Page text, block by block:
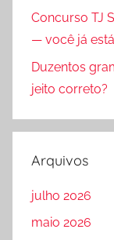
Concurso TJ
— você já
Duzentos
jeito correto?
Arquivos
julho 2026
maio 2026